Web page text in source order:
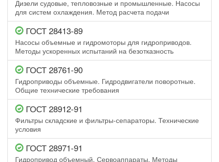
Дизели судовые, тепловозные и промышленные. Насосы
для систем охлаждения. Метод расчета подачи
ГОСТ 28413-89
Насосы объемные и гидромоторы для гидроприводов.
Методы ускоренных испытаний на безотказность
ГОСТ 28761-90
Гидроприводы объемные. Гидродвигатели поворотные.
Общие технические требования
ГОСТ 28912-91
Фильтры складские и фильтры-сепараторы. Технические
условия
ГОСТ 28971-91
Гидропривод объемный. Сервоаппараты. Методы